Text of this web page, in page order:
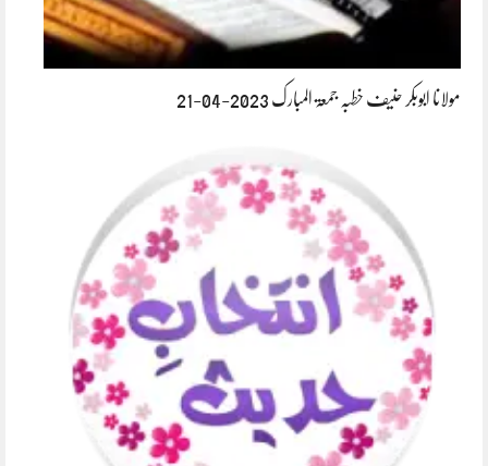
مولانا ابوبکر حنیف خطبہ جمعۃ المبارک 2023-04-21